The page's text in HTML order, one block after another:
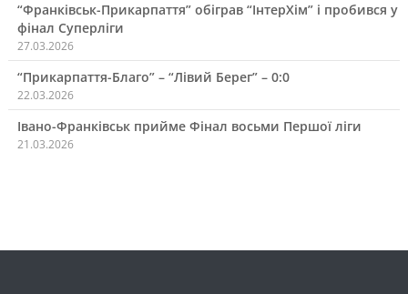
“Франківськ-Прикарпаття” обіграв “ІнтерХім” і пробився у
фінал Суперліги
27.03.2026
“Прикарпаття-Благо” – “Лівий Берег” – 0:0
22.03.2026
Івано-Франківськ прийме Фінал восьми Першої ліги
21.03.2026